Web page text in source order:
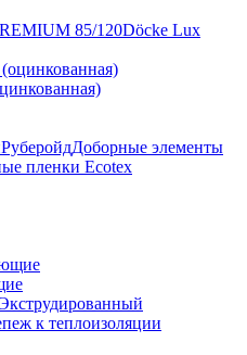
85/120Döсkе Luх
РуберойдДоборные элементы
пленки Ecotex
к теплоизоляции